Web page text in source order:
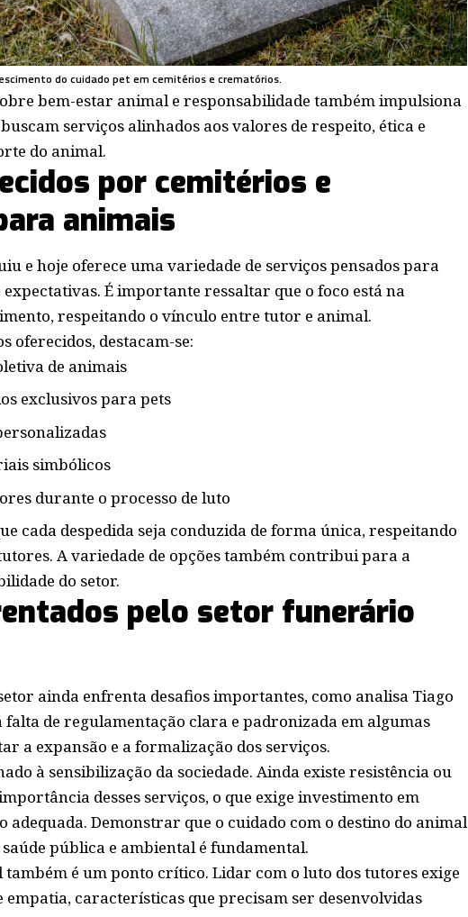
do cuidado pet em cemitérios e crematórios.
bem-estar animal e responsabilidade também impulsiona
serviços alinhados aos valores de respeito, ética e
do animal.
por cemitérios e
animais
e hoje oferece uma variedade de serviços pensados para
É importante ressaltar que o foco está na
respeitando o vínculo entre tutor e animal.
oferecidos, destacam-se:
de animais
exclusivos para pets
simbólicos
durante o processo de luto
cada despedida seja conduzida de forma única, respeitando
A variedade de opções também contribui para a
do setor.
pelo setor funerário
ainda enfrenta desafios importantes, como analisa Tiago
falta de regulamentação clara e padronizada em algumas
a expansão e a formalização dos serviços.
à sensibilização da sociedade. Ainda existe resistência ou
desses serviços, o que exige investimento em
adequada. Demonstrar que o cuidado com o destino do animal
pública e ambiental é fundamental.
é um ponto crítico. Lidar com o luto dos tutores exige
características que precisam ser desenvolvidas